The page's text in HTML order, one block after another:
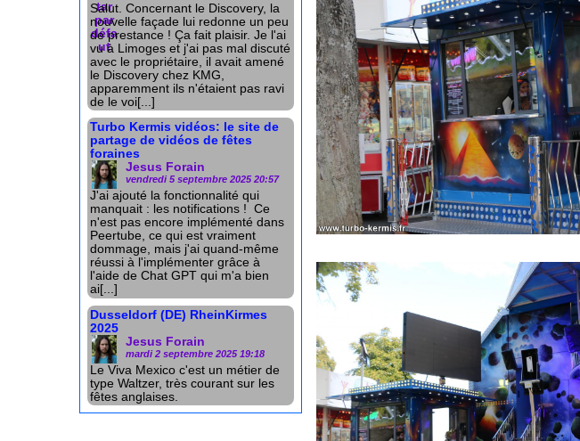
Salut. Concernant le Discovery, la
nouvelle façade lui redonne un peu
de prestance ! Ça fait plaisir. Je l'ai
vu à Limoges et j'ai pas mal discuté
avec le propriétaire, il avait amené
le Discovery chez KMG,
apparemment ils n'étaient pas ravi
de le voi[...]
Turbo Kermis vidéos: le site de
partage de vidéos de fêtes
foraines
Jesus Forain
vendredi 5 septembre 2025 20:57
J'ai ajouté la fonctionnalité qui
manquait : les notifications ! Ce
n'est pas encore implémenté dans
Peertube, ce qui est vraiment
dommage, mais j'ai quand-même
réussi à l'implémenter grâce à
l'aide de Chat GPT qui m'a bien
ai[...]
Dusseldorf (DE) RheinKirmes
2025
Jesus Forain
mardi 2 septembre 2025 19:18
Le Viva Mexico c'est un métier de
type Waltzer, très courant sur les
fêtes anglaises.